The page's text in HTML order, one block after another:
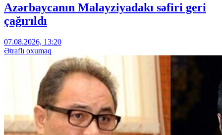
Azərbaycanın Malayziyadakı səfiri geri
çağırıldı
07.08.2026, 13:20
Ətraflı oxumaq